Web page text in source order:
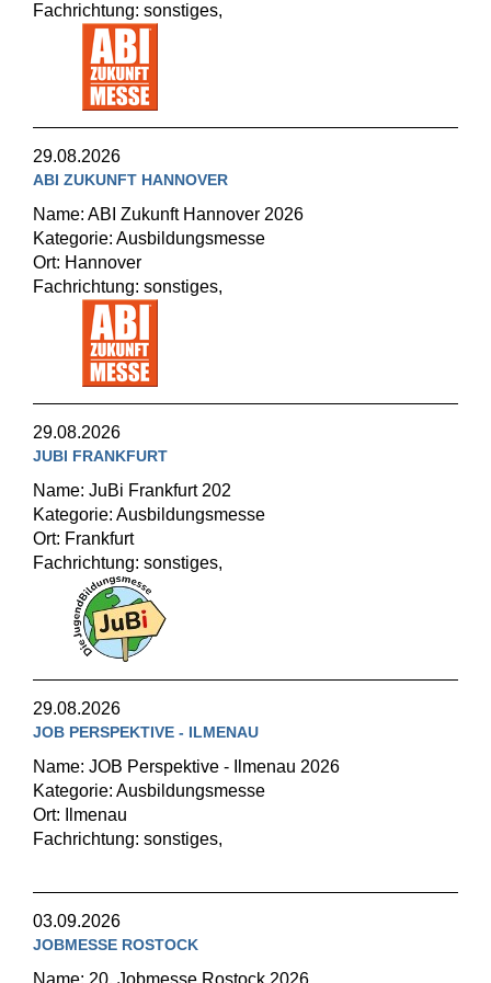
Fachrichtung: sonstiges,
29.08.2026
ABI ZUKUNFT HANNOVER
Name: ABI Zukunft Hannover 2026
Kategorie: Ausbildungsmesse
Ort: Hannover
Fachrichtung: sonstiges,
29.08.2026
JUBI FRANKFURT
Name: JuBi Frankfurt 202
Kategorie: Ausbildungsmesse
Ort: Frankfurt
Fachrichtung: sonstiges,
29.08.2026
JOB PERSPEKTIVE - ILMENAU
Name: JOB Perspektive - Ilmenau 2026
Kategorie: Ausbildungsmesse
Ort: Ilmenau
Fachrichtung: sonstiges,
03.09.2026
JOBMESSE ROSTOCK